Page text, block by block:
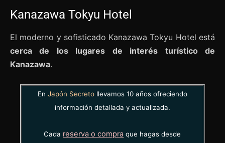
Kanazawa Tokyu Hotel
El moderno y sofisticado Kanazawa Tokyu Hotel está
cerca de los lugares de interés turístico de
Kanazawa.
En Japón Secretollevamos 10 años ofreciendo
información detallada y actualizada.
Cada reserva o compra que hagas desde